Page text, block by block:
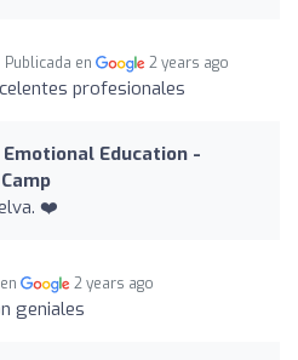
Publicada en 2 years ago
profesionales
Emotional Education -
❤️
2 years ago
geniales